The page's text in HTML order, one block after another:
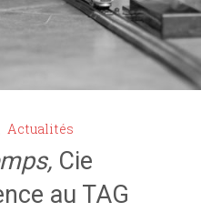
Actualités
Cie
au TAG